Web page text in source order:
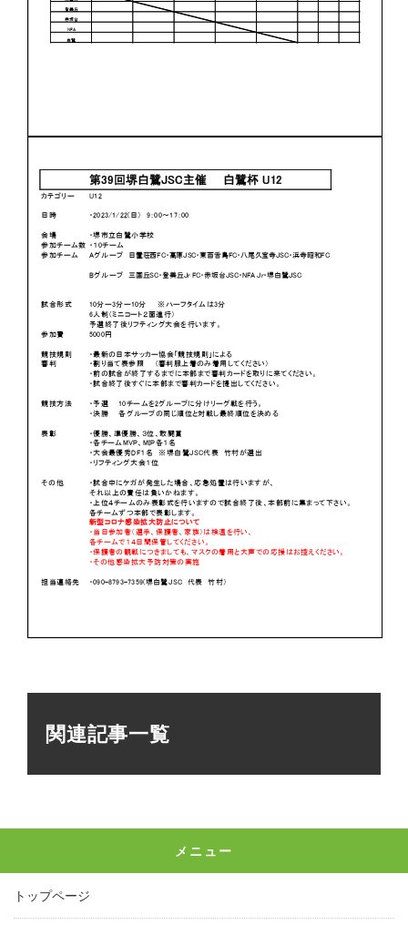
関連記事一覧
メニュー
トップページ